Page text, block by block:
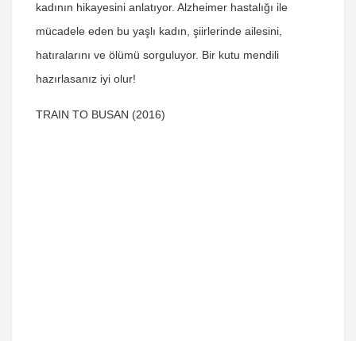
kadının hikayesini anlatıyor. Alzheimer hastalığı ile
mücadele eden bu yaşlı kadın, şiirlerinde ailesini,
hatıralarını ve ölümü sorguluyor. Bir kutu mendili
hazırlasanız iyi olur!
TRAIN TO BUSAN (2016)